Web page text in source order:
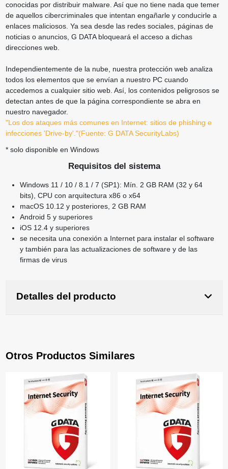
conocidas por distribuir malware. Así que no tiene nada que temer
de aquellos cibercriminales que intentan engañarle y conducirle a
enlaces maliciosos. Ya sea desde las redes sociales, páginas de
noticias o anuncios, G DATA bloqueará el acceso a dichas
direcciones web.
Independientemente de la nube, nuestra protección web analiza
todos los elementos que se envían a nuestro PC cuando
accedemos a cualquier sitio web. Así, los contenidos peligrosos se
detectan antes de que la página correspondiente se abra en
nuestro navegador.
"Los dos ataques más comunes en Internet: sitios de phishing e
infecciones 'Drive-by'."(Fuente: G DATA SecurityLabs)
* solo disponible en Windows
Requisitos del sistema
Windows 11 / 10 / 8.1 / 7 (SP1): Mín. 2 GB RAM (32 y 64
bits), CPU con arquitectura x86 o x64
macOS 10.12 y posteriores, 2 GB RAM
Android 5 y superiores
iOS 12.4 y superiores
se necesita una conexión a Internet para instalar el software
y también para las actualizaciones de software y de las
firmas de virus
Detalles del producto
Otros Productos Similares